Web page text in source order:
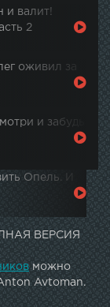
и валит!
2
оживил за
и забудь
Опель. И
ВЕРСИЯ
можно
Avtoman.